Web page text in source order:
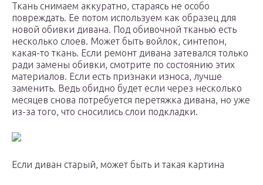
Ткань снимаем аккуратно, стараясь не особо
повреждать. Ее потом используем как образец для
новой обивки дивана. Под обивочной тканью есть
несколько слоев. Может быть войлок, синтепон,
какая-то ткань. Если ремонт дивана затевался только
ради замены обивки, смотрите по состоянию этих
материалов. Если есть признаки износа, лучше
заменить. Ведь обидно будет если через несколько
месяцев снова потребуется перетяжка дивана, но уже
из-за того, что сносились слои подкладки.
Если диван старый, может быть и такая картина